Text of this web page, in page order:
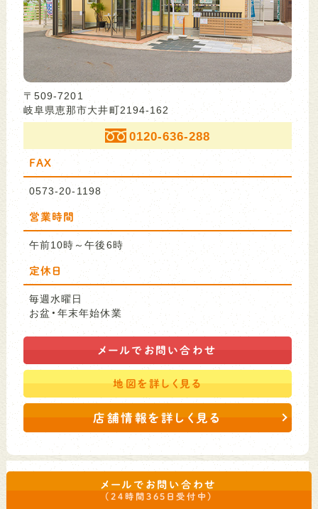
メールでお問い合わせ
（24時間365日受付中）
〒509-7201
岐阜県恵那市大井町2194-162
0120-636-288
FAX
0573-20-1198
営業時間
午前10時～午後6時
定休日
毎週水曜日
お盆・年末年始休業
メールで お問い合わせ
地図を詳しく見る
店舗情報を詳しく見る